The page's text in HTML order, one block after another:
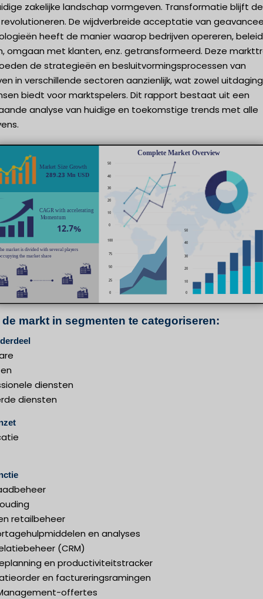
zakelijke landschap vormgeven. Transformatie blijft de
De wijdverbreide acceptatie van
heeft de manier waarop bedrijven opereren, beleid
omgaan met klanten, enz. getransformeerd. Deze
de strategieën en besluitvormingsprocessen van
in verschillende sectoren aanzienlijk, wat zowel
biedt voor marktspelers. Dit rapport bestaat uit een
analyse van huidige en toekomstige trends met alle
markt in segmenten te categoriseren:
diensten
diensten
retailbeheer
en analyses
(CRM)
en productiviteitstracker
en factureringsramingen
offertes